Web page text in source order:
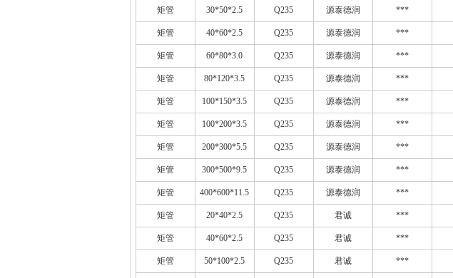
矩管 30*50*2.5 Q235 源泰德润 ***
矩管 40*60*2.5 Q235 源泰德润 ***
矩管 60*80*3.0 Q235 源泰德润 ***
矩管 80*120*3.5 Q235 源泰德润 ***
矩管 100*150*3.5 Q235 源泰德润 ***
矩管 100*200*3.5 Q235 源泰德润 ***
矩管 200*300*5.5 Q235 源泰德润 ***
矩管 300*500*9.5 Q235 源泰德润 ***
矩管 400*600*11.5 Q235 源泰德润 ***
矩管 20*40*2.5 Q235 君诚 ***
矩管 40*60*2.5 Q235 君诚 ***
矩管 50*100*2.5 Q235 君诚 ***